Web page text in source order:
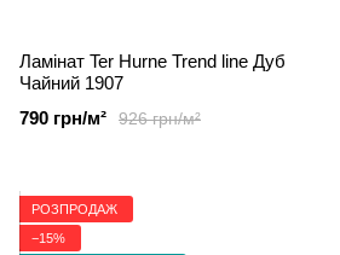
Ламінат Ter Hurne Trend line Дуб
Чайний 1907
926 грн/м²
790 грн/м²
РОЗПРОДАЖ
−15%